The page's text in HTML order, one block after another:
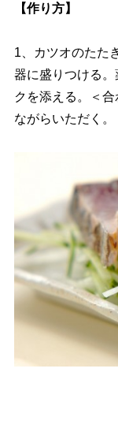
【作り方】
1、カツオのたた
器に盛りつける
クを添える。＜
ながらいただく。